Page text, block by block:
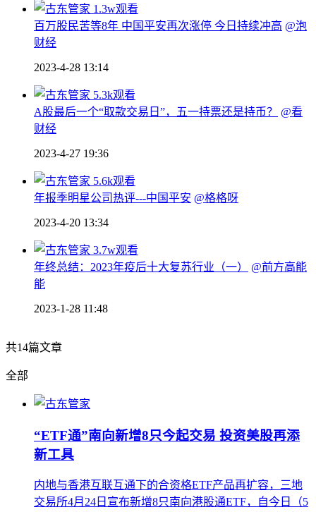
1.3w观看
百万股民苦等8年 中国平安再次涨停 今日持续冲高 @泡
财经
2023-4-28 13:14
5.3k观看
A股最后一个“取款交易日”，五一持票还是持币？
@看
财经
2023-4-27 19:36
5.6k观看
年报季明星公司热评---中国平安 @格格呀
2023-4-20 13:34
3.7w观看
年终总结：2023年疫后十大复苏行业（一）
@前方高能
能
2023-1-28 11:48
共14篇文章
全部
“ETF通”南向新增8只今起交易 投资美股再添
新工具
内地与香港互联互通下的合资格ETF产品再扩容，三地
交易所4月24日宣布新增8只南向港股通ETF，自今日（5